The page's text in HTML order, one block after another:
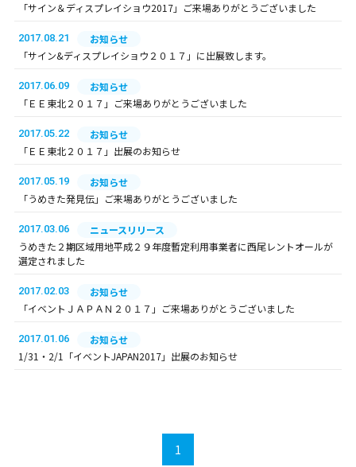
「サイン＆ディスプレイショウ2017」ご来場ありがとうございました
2017.08.21
お知らせ
「サイン&ディスプレイショウ２０１７」に出展致します。
2017.06.09
お知らせ
「ＥＥ東北２０１７」ご来場ありがとうございました
2017.05.22
お知らせ
「ＥＥ東北２０１７」出展のお知らせ
2017.05.19
お知らせ
「うめきた発見伝」ご来場ありがとうございました
2017.03.06
ニュースリリース
うめきた２期区域用地平成２９年度暫定利用事業者に西尾レントオールが
選定されました
2017.02.03
お知らせ
「イベントＪＡＰＡＮ２０１７」ご来場ありがとうございました
2017.01.06
お知らせ
1/31・2/1「イベントJAPAN2017」出展のお知らせ
1